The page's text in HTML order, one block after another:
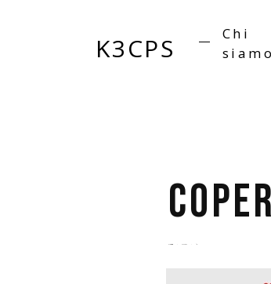
K3CPS
Chi
siamo